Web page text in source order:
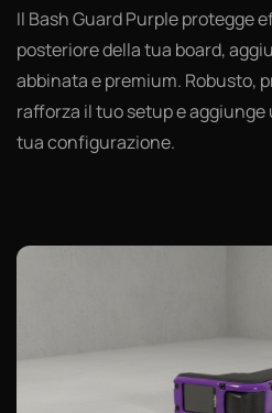
Il Bash Guard Purple protegge
posteriore della tua board,
abbinata e premium. Robusto,
rafforza il tuo setup e
tua configurazione.